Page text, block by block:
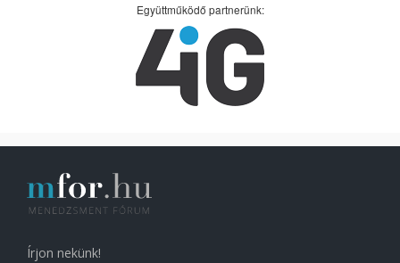
Együttműködő partnerünk:
Írjon nekünk!